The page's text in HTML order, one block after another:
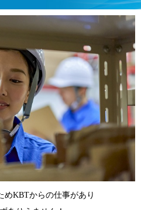
めKBTからの仕事があり